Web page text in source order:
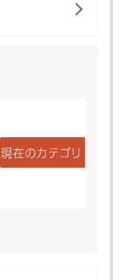
現在のカテゴリ